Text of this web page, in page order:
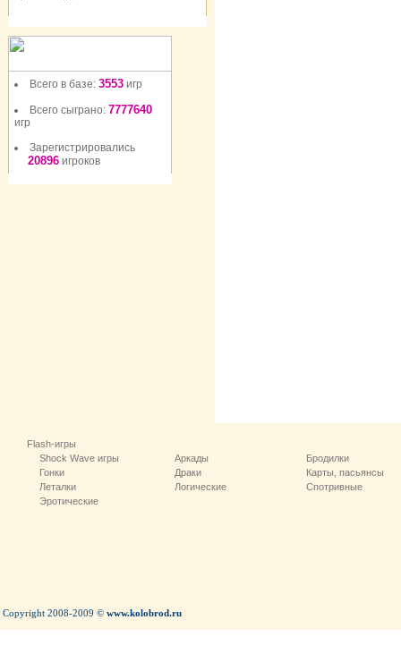
Всего в базе: 3553 игр
Всего сыграно: 7777640
игр
Зарегистрировались
20896 игроков
Flash-игры
Shock Wave игры
Аркады
Бродилки
Гонки
Драки
Карты, пасьянсы
Леталки
Логические
Спотривные
Эротические
Copyright 2008-2009 © www.kolobrod.ru